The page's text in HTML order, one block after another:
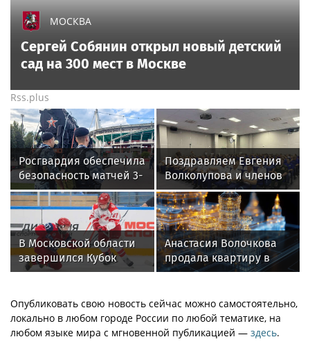
МОСКВА
Сергей Собянин открыл новый детский
сад на 300 мест в Москве
Rss.plus
Росгвардия обеспечила
безопасность матчей 3-
го тура РПЛ в Москве
Поздравляем Евгения
Волколупова и членов
совета ветеранов
прокуратуры с
личными
поощрениями. Но
дорожат они и
коллективными
В Московской области
завершился Кубок
Александра Овечкина
Анастасия Волочкова
продала квартиру в
Питере из-за суда с УК
Опубликовать свою новость сейчас можно самостоятельно,
локально в любом городе России по любой тематике, на
любом языке мира с мгновенной публикацией — здесь.